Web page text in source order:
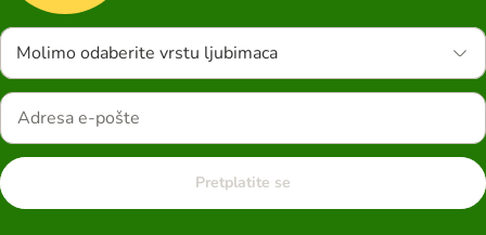
Molimo odaberite vrstu ljubimaca
Pretplatite se